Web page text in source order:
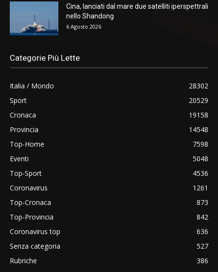
Cina, lanciati dal mare due satelliti iperspettrali
nello Shandong
6 Agosto 2026
Categorie Più Lette
Italia / Mondo
28302
Sport
20529
Cronaca
19158
Provincia
14548
Top-Home
7598
Eventi
5048
Top-Sport
4536
Coronavirus
1261
Top-Cronaca
873
Top-Provincia
842
Coronavirus top
636
Senza categoria
527
Rubriche
386